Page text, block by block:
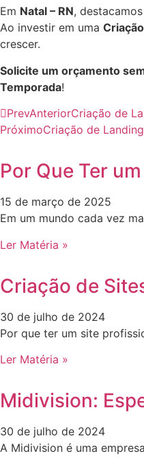
Em Natal – RN,
Ao investir em uma
crescer.
Solicite um orçamento
Temporada!
PrevAnteriorCriação de
PróximoCriação de
Por Que Ter
15 de março de 2025
Em um mundo cada vez
Ler Matéria »
Criação de
30 de julho de 2024
Por que ter um site
Ler Matéria »
Midivision:
30 de julho de 2024
A Midivision é uma